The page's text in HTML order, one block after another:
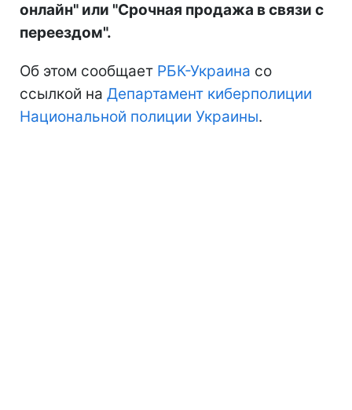
онлайн" или "Срочная продажа в связи с
переездом".
Об этом сообщает РБК-Украина со
ссылкой на Департамент киберполиции
Национальной полиции Украины.